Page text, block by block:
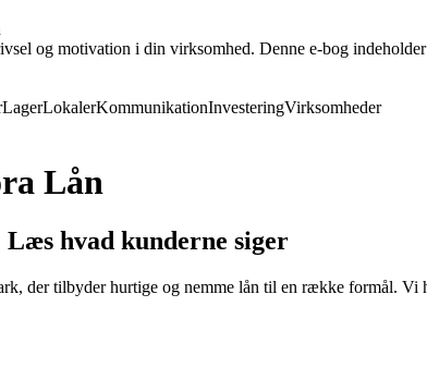
og motivation i din virksomhed. Denne e-bog
LagerLokalerKommunikationInvesteringVirksomheder
Lån
hvad kunderne siger
der tilbyder hurtige og nemme lån til en række formål.